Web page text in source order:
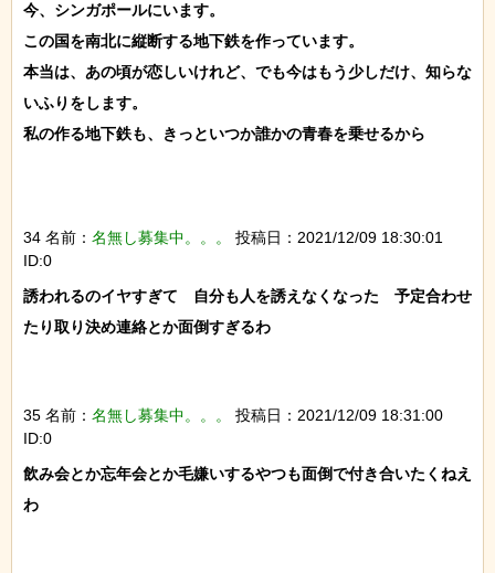
今、シンガポールにいます。
この国を南北に縦断する地下鉄を作っています。
本当は、あの頃が恋しいけれど、でも今はもう少しだけ、知らな
いふりをします。
私の作る地下鉄も、きっといつか誰かの青春を乗せるから
34 名前： 名無し募集中。。。
投稿日：2021/12/09 18:30:01
ID:0
誘われるのイヤすぎて　自分も人を誘えなくなった　予定合わせ
たり取り決め連絡とか面倒すぎるわ
35 名前： 名無し募集中。。。
投稿日：2021/12/09 18:31:00
ID:0
飲み会とか忘年会とか毛嫌いするやつも面倒で付き合いたくねえ
わ